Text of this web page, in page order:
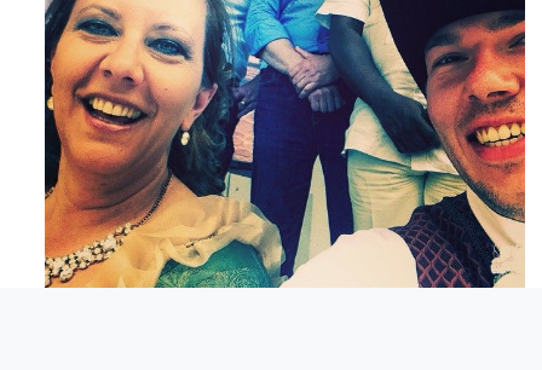
Maj 23